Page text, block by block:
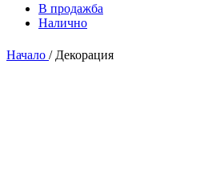
В продажба
Налично
Начало / Декорация